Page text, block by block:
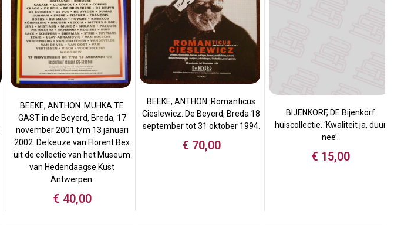
BEEKE, ANTHON. MUHKA TE
GAST in de Beyerd, Breda, 17
november 2001 t/m 13 januari
2002. De keuze van Florent Bex
uit de collectie van het Museum
van Hedendaagse Kust
Antwerpen.
€ 40,00
BEEKE, ANTHON. Romanticus
Cieslewicz. De Beyerd, Breda 18
september tot 31 oktober 1994.
€ 70,00
BIJENKORF, DE Bijenkorf
huiscollectie. ‘Kwaliteit ja, duur
nee’.
€ 15,00